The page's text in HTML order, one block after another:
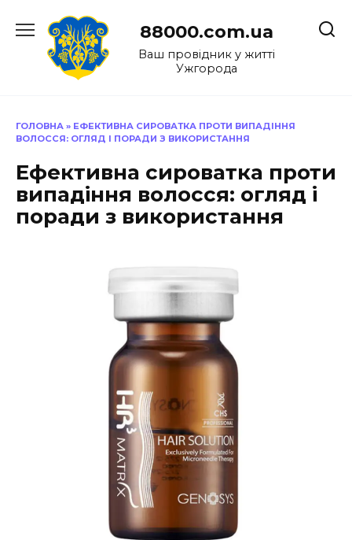
до
88000.com.ua
Ваш провідник у житті
Ужгорода
ГОЛОВНА » ЕФЕКТИВНА СИРОВАТКА ПРОТИ ВИПАДІННЯ
ВОЛОССЯ: ОГЛЯД І ПОРАДИ З ВИКОРИСТАННЯ
Ефективна сироватка проти
випадіння волосся: огляд і
поради з використання